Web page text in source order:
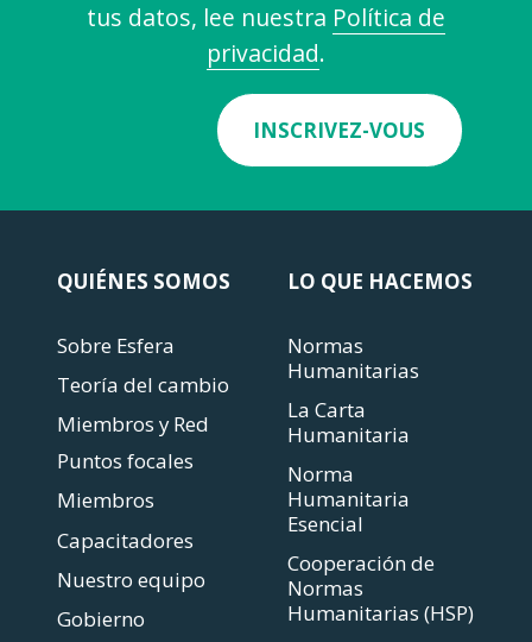
tus datos, lee nuestra Política de
privacidad.
INSCRIVEZ-VOUS
QUIÉNES SOMOS
Sobre Esfera
Teoría del cambio
Miembros y Red
Puntos focales
Miembros
Capacitadores
Nuestro equipo
Gobierno
LO QUE HACEMOS
Normas
Humanitarias
La Carta
Humanitaria
Norma
Humanitaria
Esencial
Cooperación de
Normas
Humanitarias (HSP)